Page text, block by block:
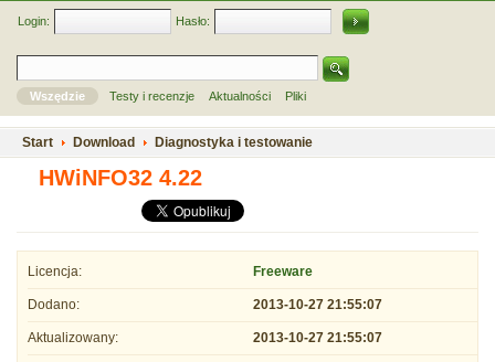
Login: Hasło:
Wszędzie Testy i recenzje Aktualności Pliki
Start Download Diagnostyka i testowanie
HWiNFO32 4.22
Licencja: Freeware
Dodano: 2013-10-27 21:55:07
Aktualizowany: 2013-10-27 21:55:07